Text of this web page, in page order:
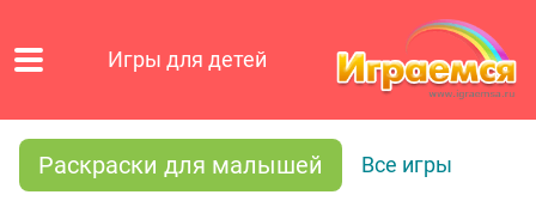
Игры для детей
Раскраски для малышей Все игры